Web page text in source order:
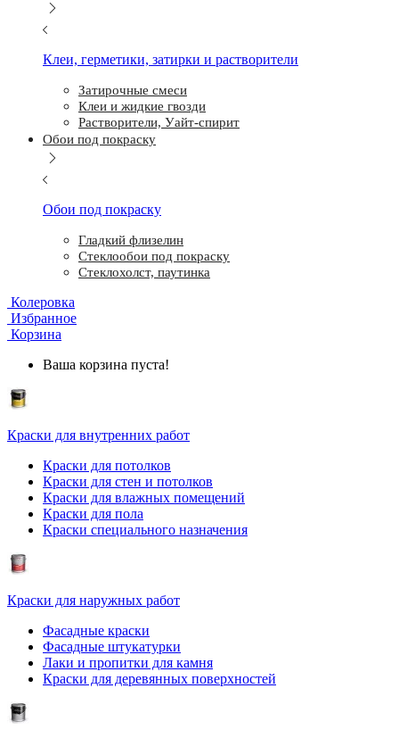
Клеи, герметики, затирки и растворители
Затирочные смеси
Клеи и жидкие гвозди
Растворители, Уайт-спирит
Обои под покраску
Обои под покраску
Гладкий флизелин
Стеклообои под покраску
Стеклохолст, паутинка
Колеровка
Избранное
Корзина
Ваша корзина пуста!
Краски для внутренних работ
Краски для потолков
Краски для стен и потолков
Краски для влажных помещений
Краски для пола
Краски специального назначения
Краски для наружных работ
Фасадные краски
Фасадные штукатурки
Лаки и пропитки для камня
Краски для деревянных поверхностей